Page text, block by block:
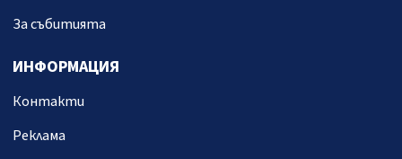
За събитията
ИНФОРМАЦИЯ
Контакти
Реклама